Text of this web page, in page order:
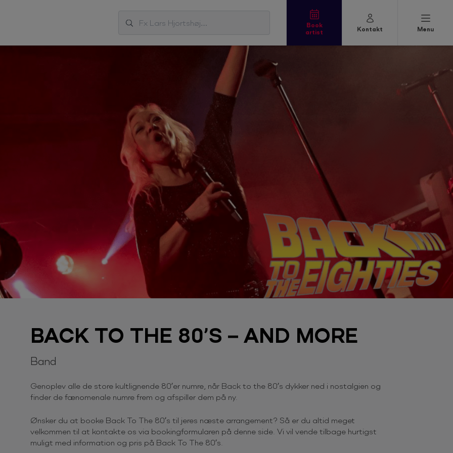
Book
artist
Kontakt Menu
BACK TO THE 80’S – AND MORE
Band
Genoplev alle de store kultlignende 80’er numre, når Back to the 80’s dykker ned i nostalgien og
finder de fænomenale numre frem og afspiller dem på ny.
Ønsker du at booke Back To The 80’s til jeres næste arrangement? Så er du altid meget
velkommen til at kontakte os via bookingformularen på denne side. Vi vil vende tilbage hurtigst
muligt med information og pris på Back To The 80’s.